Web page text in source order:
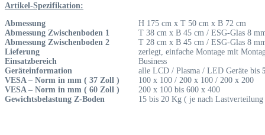
Artikel-Spezifikation:
Abmessung
H 175 cm x T 50 cm x B 72 cm
Abmessung Zwischenboden 1
T 38 cm x B 45 cm / ESG-Glas 8
Abmessung Zwischenboden 2
T 28 cm x B 45 cm / ESG-Glas 8
Lieferung
zerlegt, einfache Montage mit
Einsatzbereich
Business
Geräteinformation
alle LCD / Plasma / LED Geräte bis
VESA – Norm in mm ( 37 Zoll )
100 x 100 / 200 x 100 / 200 x 200
VESA – Norm in mm ( 60 Zoll )
200 x 100 bis 600 x 400
Gewichtsbelastung Z-Boden
15 bis 20 Kg ( je nach